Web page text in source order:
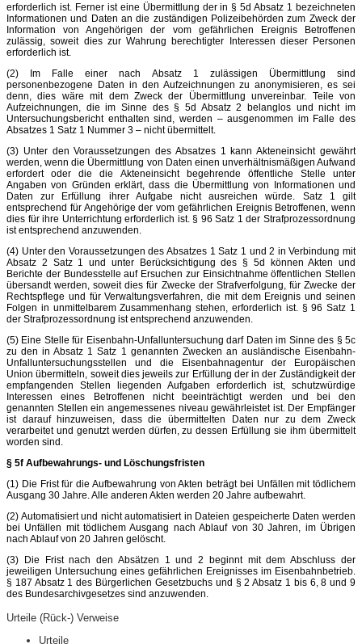
erforderlich ist. Ferner ist eine Übermittlung der in § 5d Absatz 1 bezeichneten
Informationen und Daten an die zuständigen Polizeibehörden zum Zweck der
Information von Angehörigen der vom gefährlichen Ereignis Betroffenen
zulässig, soweit dies zur Wahrung berechtigter Interessen dieser Personen
erforderlich ist.
(2) Im Falle einer nach Absatz 1 zulässigen Übermittlung sind
personenbezogene Daten in den Aufzeichnungen zu anonymisieren, es sei
denn, dies wäre mit dem Zweck der Übermittlung unvereinbar. Teile von
Aufzeichnungen, die im Sinne des § 5d Absatz 2 belanglos und nicht im
Untersuchungsbericht enthalten sind, werden – ausgenommen im Falle des
Absatzes 1 Satz 1 Nummer 3 – nicht übermittelt.
(3) Unter den Voraussetzungen des Absatzes 1 kann Akteneinsicht gewährt
werden, wenn die Übermittlung von Daten einen unverhältnismäßigen Aufwand
erfordert oder die die Akteneinsicht begehrende öffentliche Stelle unter
Angaben von Gründen erklärt, dass die Übermittlung von Informationen und
Daten zur Erfüllung ihrer Aufgabe nicht ausreichen würde. Satz 1 gilt
entsprechend für Angehörige der vom gefährlichen Ereignis Betroffenen, wenn
dies für ihre Unterrichtung erforderlich ist. § 96 Satz 1 der Strafprozessordnung
ist entsprechend anzuwenden.
(4) Unter den Voraussetzungen des Absatzes 1 Satz 1 und 2 in Verbindung mit
Absatz 2 Satz 1 und unter Berücksichtigung des § 5d können Akten und
Berichte der Bundesstelle auf Ersuchen zur Einsichtnahme öffentlichen Stellen
übersandt werden, soweit dies für Zwecke der Strafverfolgung, für Zwecke der
Rechtspflege und für Verwaltungsverfahren, die mit dem Ereignis und seinen
Folgen in unmittelbarem Zusammenhang stehen, erforderlich ist. § 96 Satz 1
der Strafprozessordnung ist entsprechend anzuwenden.
(5) Eine Stelle für Eisenbahn-Unfalluntersuchung darf Daten im Sinne des § 5c
zu den in Absatz 1 Satz 1 genannten Zwecken an ausländische Eisenbahn-
Unfalluntersuchungsstellen und die Eisenbahnagentur der Europäischen
Union übermitteln, soweit dies jeweils zur Erfüllung der in der Zuständigkeit der
empfangenden Stellen liegenden Aufgaben erforderlich ist, schutzwürdige
Interessen eines Betroffenen nicht beeinträchtigt werden und bei den
genannten Stellen ein angemessenes niveau gewährleistet ist. Der Empfänger
ist darauf hinzuweisen, dass die übermittelten Daten nur zu dem Zweck
verarbeitet und genutzt werden dürfen, zu dessen Erfüllung sie ihm übermittelt
worden sind.
§ 5f Aufbewahrungs- und Löschungsfristen
(1) Die Frist für die Aufbewahrung von Akten beträgt bei Unfällen mit tödlichem
Ausgang 30 Jahre. Alle anderen Akten werden 20 Jahre aufbewahrt.
(2) Automatisiert und nicht automatisiert in Dateien gespeicherte Daten werden
bei Unfällen mit tödlichem Ausgang nach Ablauf von 30 Jahren, im Übrigen
nach Ablauf von 20 Jahren gelöscht.
(3) Die Frist nach den Absätzen 1 und 2 beginnt mit dem Abschluss der
jeweiligen Untersuchung eines gefährlichen Ereignisses im Eisenbahnbetrieb.
§ 187 Absatz 1 des Bürgerlichen Gesetzbuchs und § 2 Absatz 1 bis 6, 8 und 9
des Bundesarchivgesetzes sind anzuwenden.
Urteile (Rück-) Verweise
Urteile